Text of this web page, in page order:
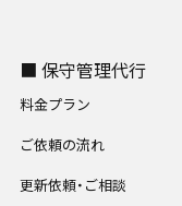
■ 保守管理代行
料金プラン
ご依頼の流れ
更新依頼・ご相談